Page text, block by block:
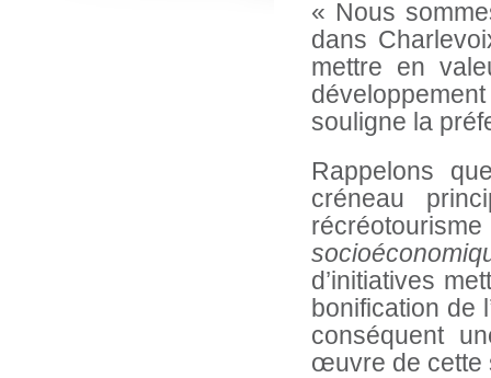
« Nous
dans
mettre en
souligne la
Rappelons
créneau
d’initiatives
bonification de
conséquent
œuvre de cette